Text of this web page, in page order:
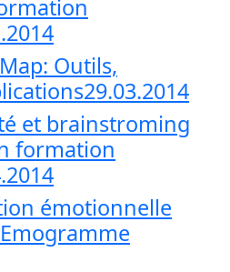
Outils,
et brainstroming
formation
émotionnelle